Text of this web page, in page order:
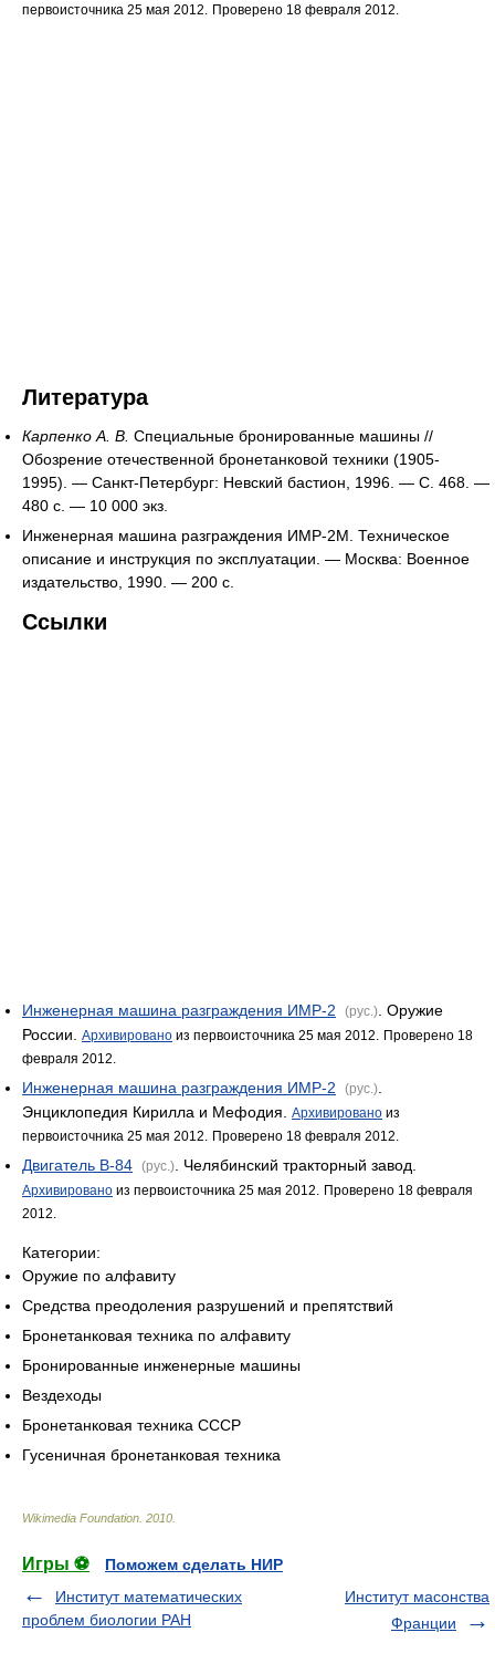
первоисточника 25 мая 2012.
Проверено 18 февраля 2012.
Литература
Карпенко А. В. Специальные бронированные машины //
Обозрение отечественной бронетанковой техники (1905-
1995). — Санкт-Петербург: Невский бастион, 1996. — С. 468. —
480 с. — 10 000 экз.
Инженерная машина разграждения ИМР-2М. Техническое
описание и инструкция по эксплуатации. — Москва: Военное
издательство, 1990. — 200 с.
Ссылки
Инженерная машина разграждения ИМР-2 (рус.). Оружие
России. Архивировано из первоисточника 25 мая 2012.
Проверено 18
февраля 2012.
Инженерная машина разграждения ИМР-2 (рус.).
Энциклопедия Кирилла и Мефодия. Архивировано из
первоисточника 25 мая 2012.
Проверено 18 февраля 2012.
Двигатель В-84 (рус.). Челябинский тракторный завод.
Архивировано из первоисточника 25 мая 2012.
Проверено 18 февраля
2012.
Категории:
Оружие по алфавиту
Средства преодоления разрушений и препятствий
Бронетанковая техника по алфавиту
Бронированные инженерные машины
Вездеходы
Бронетанковая техника СССР
Гусеничная бронетанковая техника
Wikimedia Foundation. 2010.
Игры ⚽
Поможем сделать НИР
Институт математических
проблем биологии РАН
Институт масонства
Франции